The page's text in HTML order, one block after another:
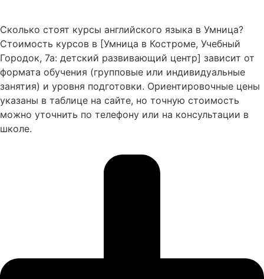
Сколько стоят курсы английского языка в Умница?
Стоимость курсов в [Умница в Костроме, Учебный
Городок, 7а: детский развивающий центр] зависит от
формата обучения (групповые или индивидуальные
занятия) и уровня подготовки. Ориентировочные цены
указаны в таблице на сайте, но точную стоимость
можно уточнить по телефону или на консультации в
школе.